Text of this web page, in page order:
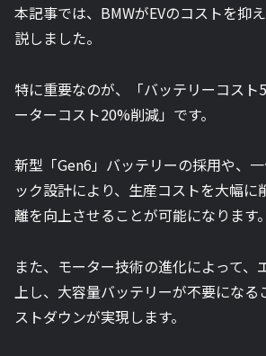
本記事では、BMWがEVのコストを抑
説しました。
特に重要なのが、「バッテリーコスト
ーターコスト20%削減」です。
新型「Gen6」バッテリーの採用や、
ック設計により、生産コストを大幅に
離を向上させることが可能になります。
また、モーター技術の進化によって、
上し、大容量バッテリーが不要になる
ストダウンが実現します。